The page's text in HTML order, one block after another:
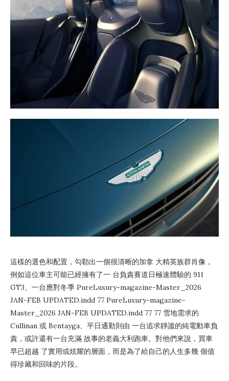
這樣的選色和配置，勾勒出一個很清晰的加拿 大精英族群肖像，
例如這位車主可能已經擁有了一 台負責賽道日極速體驗的 911
GT3、一台應對冬季 PureLuxury-magazine-Master_2026
JAN-FEB UPDATED.indd 77 PureLuxury-magazine-
Master_2026 JAN-FEB UPDATED.indd 77 77 雪地需求的
Cullinan 或 Bentayga、平日通勤則由 一台追求靜謐的純電動車負
責，或許還有一台充滿 故事的老義大利跑車。對他們來說，買車
早已超越 了實用或炫耀的層面，而是為了給自己的人生多幾 個值
得珍藏和回味的片段。